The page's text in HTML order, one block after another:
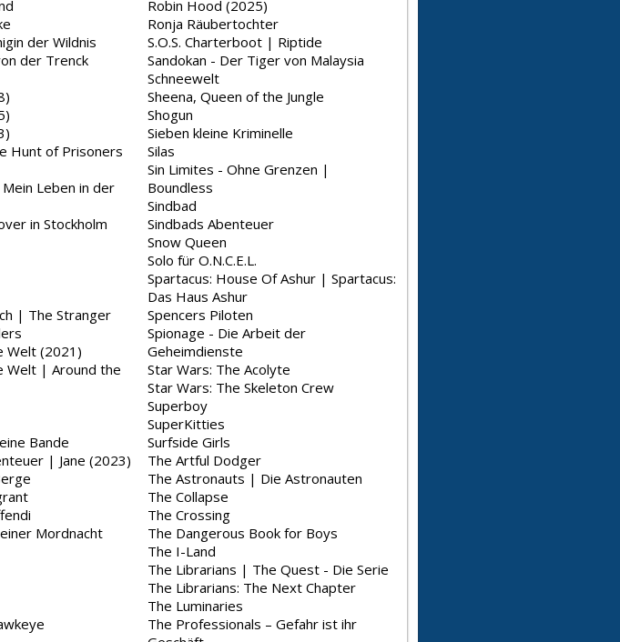
der Wildnis
der Trenck
Hunt of Prisoners
Leben in der
in Stockholm
| The Stranger
Welt (2021)
Welt | Around the
Bande
| Jane (2023)
Mordnacht
Robin Hood (2025)
Ronja Räubertochter
S.O.S. Charterboot | Riptide
Sandokan - Der Tiger von Malaysia
Schneewelt
Sheena, Queen of the Jungle
Shogun
Sieben kleine Kriminelle
Silas
Sin Limites - Ohne Grenzen |
Boundless
Sindbad
Sindbads Abenteuer
Snow Queen
Solo für O.N.C.E.L.
Spartacus: House Of Ashur | Spartacus:
Das Haus Ashur
Spencers Piloten
Spionage - Die Arbeit der
Geheimdienste
Star Wars: The Acolyte
Star Wars: The Skeleton Crew
Superboy
SuperKitties
Surfside Girls
The Artful Dodger
The Astronauts | Die Astronauten
The Collapse
The Crossing
The Dangerous Book for Boys
The I-Land
The Librarians | The Quest - Die Serie
The Librarians: The Next Chapter
The Luminaries
The Professionals – Gefahr ist ihr